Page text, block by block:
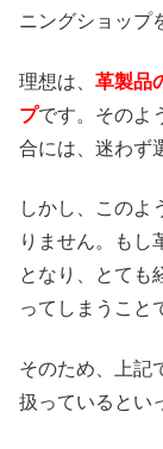
ニングショップ
理想は、 革製品
プです。そのよ
合には、迷わず
しかし、このよ
りません。もし
となり、とても
ってしまうこと
そのため、上記
扱っているとい